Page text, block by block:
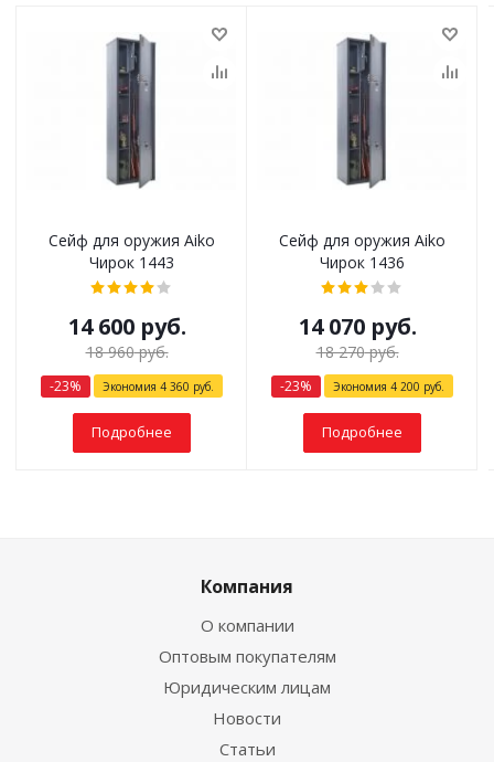
Сейф для оружия Aiko
Чирок 1443
14 600руб.
18 960руб.
-23% Экономия 4 360 руб.
Подробнее
Сейф для оружия Aiko
Чирок 1436
14 070руб.
18 270руб.
-23% Экономия 4 200 руб.
Подробнее
Компания
О компании
Оптовым покупателям
Юридическим лицам
Новости
Статьи